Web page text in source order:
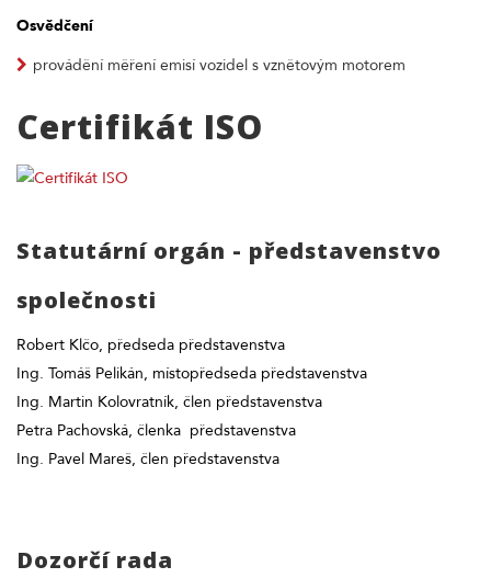
Osvědčení
provádění měření emisí vozidel s vznětovým motorem
Certifikát ISO
Statutární orgán - představenstvo
společnosti
Robert Klčo, předseda představenstva
Ing. Tomáš Pelikán, místopředseda představenstva
Ing. Martin Kolovratník, člen představenstva
Petra Pachovská, členka představenstva
Ing. Pavel Mareš, člen představenstva
Dozorčí rada